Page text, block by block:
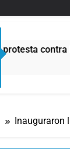
la reforma
Inauguraron